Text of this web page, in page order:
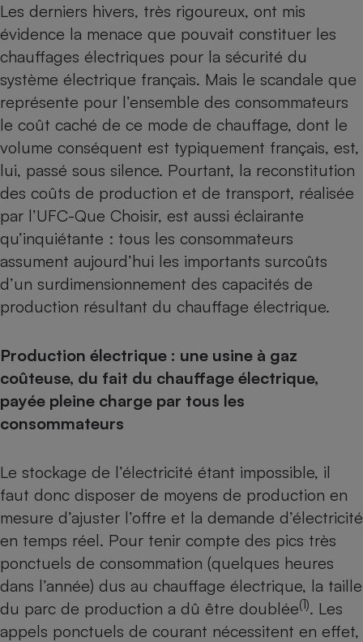
Les derniers hivers, très rigoureux, ont mis
évidence la menace que pouvait constituer les
chauffages électriques pour la sécurité du
système électrique français. Mais le scandale que
représente pour l’ensemble des consommateurs
le coût caché de ce mode de chauffage, dont le
volume conséquent est typiquement français, est,
lui, passé sous silence. Pourtant, la reconstitution
des coûts de production et de transport, réalisée
par l’UFC-Que Choisir, est aussi éclairante
qu’inquiétante : tous les consommateurs
assument aujourd’hui les importants surcoûts
d’un surdimensionnement des capacités de
production résultant du chauffage électrique.
Production électrique : une usine à gaz
coûteuse, du fait du chauffage électrique,
payée pleine charge par tous les
consommateurs
Le stockage de l’électricité étant impossible, il
faut donc disposer de moyens de production en
mesure d’ajuster l’offre et la demande d’électricité
en temps réel. Pour tenir compte des pics très
ponctuels de consommation (quelques heures
dans l’année) dus au chauffage électrique, la taille
du parc de production a dû être doublée(1). Les
appels ponctuels de courant nécessitent en effet,
Complément
alimentaire
Assurance emprunteur
Banque
Comparateur auto
Comparatif centrale
Gros électroménager
Petit électroménager -
Lave-linge
Plaque de cuisson à
induction
Informatique
Internet
Téléphonie
Téléviseur
Antivirus
Sécurité domestique
Matelas
Radiateur électrique
Climatiseur -
Ventilateur
Mutuelle
Antimoustique